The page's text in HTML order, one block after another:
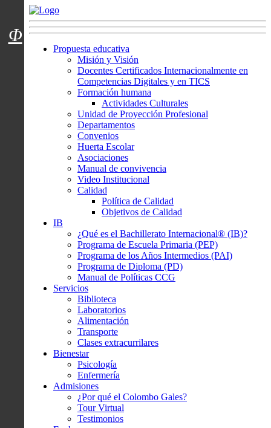
Menú usuarios
Propuesta educativa
Misión y Visión
Docentes Certificados Internacionalmente en
Competencias Digitales y en TICS
Formación humana
Actividades Culturales
Unidad de Proyección Profesional
Departamentos
Convenios
Huerta Escolar
Asociaciones
Manual de convivencia
Video Institucional
Calidad
Política de Calidad
Objetivos de Calidad
IB
¿Qué es el Bachillerato Internacional® (IB)?
Programa de Escuela Primaria (PEP)
Programa de los Años Intermedios (PAI)
Programa de Diploma (PD)
Manual de Políticas CCG
Servicios
Biblioteca
Laboratorios
Alimentación
Transporte
Clases extracurrilares
Bienestar
Psicología
Enfermería
Admisiones
¿Por qué el Colombo Gales?
Tour Virtual
Testimonios
Φ